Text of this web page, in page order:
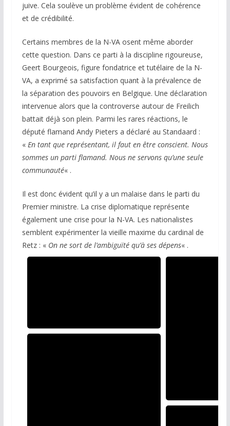
juive. Cela soulève un problème évident de cohérence
et de crédibilité.
Certains membres de la N-VA osent même aborder
cette question. Dans ce parti à la discipline rigoureuse,
Geert Bourgeois, figure fondatrice et tutélaire de la N-
VA, a exprimé sa satisfaction quant à la prévalence de
la séparation des pouvoirs en Belgique. Une déclaration
intervenue alors que la controverse autour de Freilich
battait déjà son plein. Parmi les rares réactions, le
député flamand Andy Pieters a déclaré au Standaard :
« En tant que représentant, il faut en être conscient. Nous
sommes un parti flamand. Nous ne servons qu’une seule
communauté« .
Il est donc évident qu’il y a un malaise dans le parti du
Premier ministre. La crise diplomatique représente
également une crise pour la N-VA. Les nationalistes
semblent expérimenter la vieille maxime du cardinal de
Retz : « On ne sort de l’ambiguïté qu’à ses dépens« .